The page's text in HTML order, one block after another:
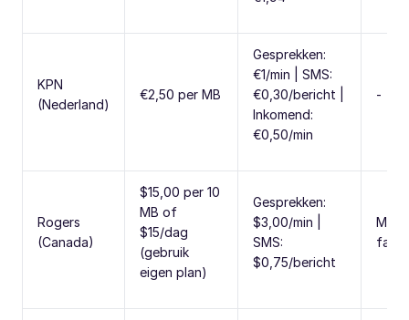
KPN
(Nederland)
€2,50 per MB
Gesprekken:
€1/min | SMS:
€0,30/bericht |
Inkomend:
€0,50/min
-
Rogers
(Canada)
$15,00 per 10
MB of
$15/dag
(gebruik
eigen plan)
Gesprekken:
$3,00/min |
SMS:
$0,75/bericht
Max